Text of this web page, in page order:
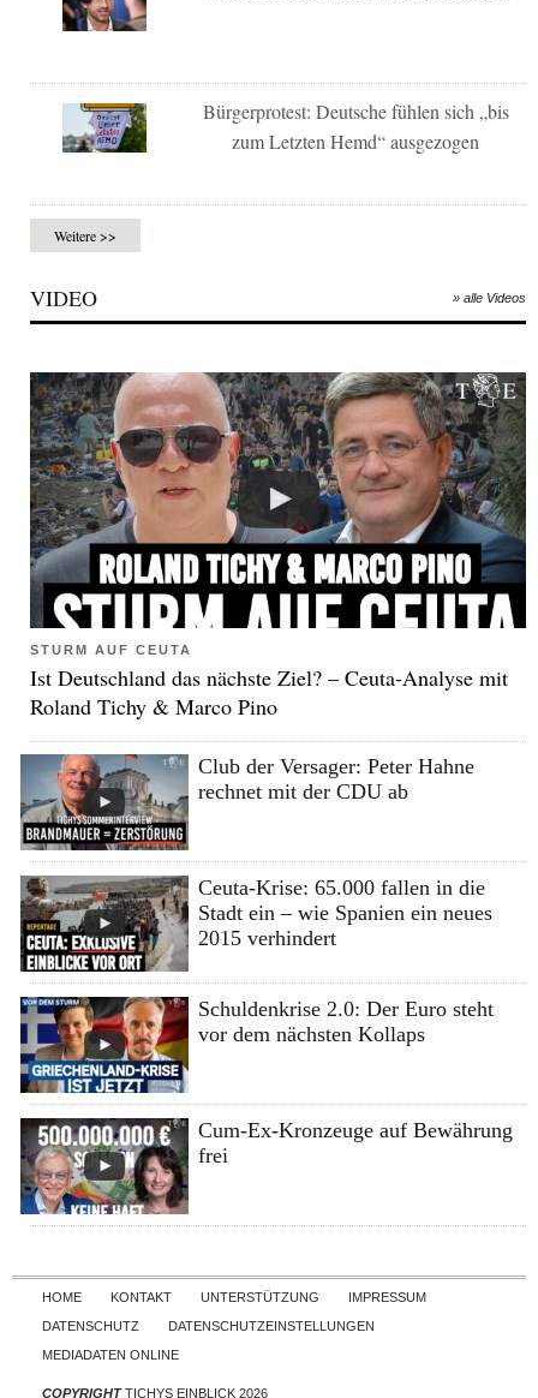
Bürgerprotest: Deutsche fühlen sich „bis
zum Letzten Hemd“ ausgezogen
Weitere >>
VIDEO » alle Videos
STURM AUF CEUTA
Ist Deutschland das nächste Ziel? – Ceuta-Analyse mit
Roland Tichy & Marco Pino
Club der Versager: Peter Hahne
rechnet mit der CDU ab
Ceuta-Krise: 65.000 fallen in die
Stadt ein – wie Spanien ein neues
2015 verhindert
Schuldenkrise 2.0: Der Euro steht
vor dem nächsten Kollaps
Cum-Ex-Kronzeuge auf Bewährung
frei
Skip to content
HOME KONTAKT UNTERSTÜTZUNG
IMPRESSUM
DATENSCHUTZ
DATENSCHUTZEINSTELLUNGEN
MEDIADATEN ONLINE
COPYRIGHTTICHYS EINBLICK 2026